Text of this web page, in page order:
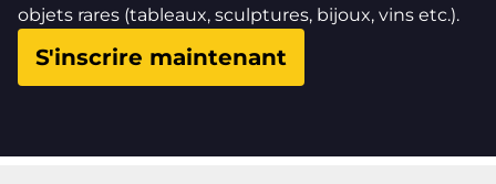
objets rares (tableaux, sculptures, bijoux, vins etc.).
S'inscrire maintenant